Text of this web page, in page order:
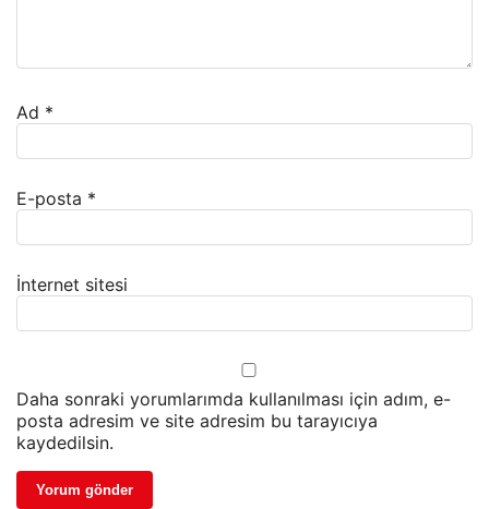
Ad *
E-posta *
İnternet sitesi
Daha sonraki yorumlarımda kullanılması için adım, e-
posta adresim ve site adresim bu tarayıcıya
kaydedilsin.